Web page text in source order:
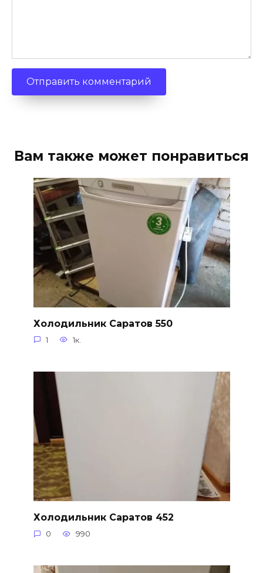
Вам также может понравиться
Холодильник Саратов 550
1 1к.
Холодильник Саратов 452
0 990